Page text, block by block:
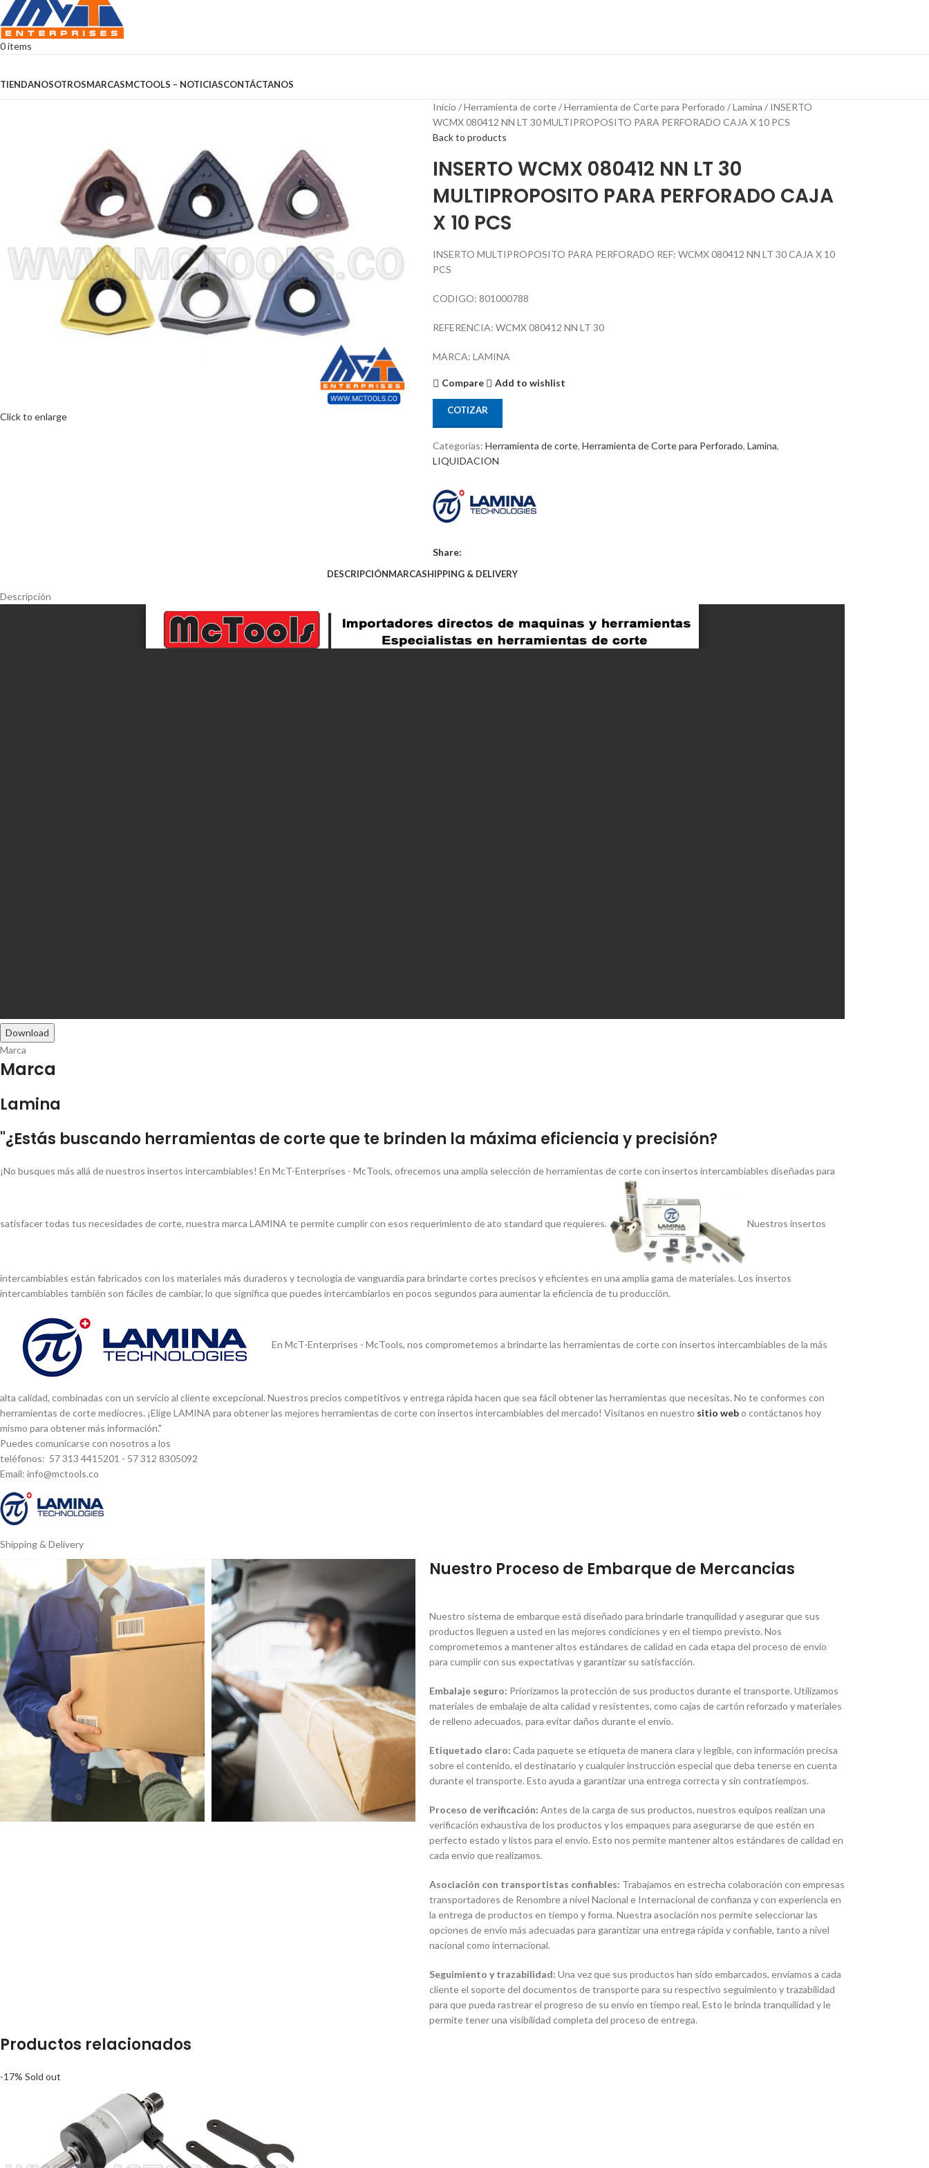
0items
TIENDANOSOTROSMARCASMCTOOLS – NOTICIASCONTÁCTANOS
Click to enlarge
Inicio Herramienta de corte Herramienta de Corte para Perforado Lamina
INSERTO
WCMX 080412 NN LT 30 MULTIPROPOSITO PARA PERFORADO CAJA X 10 PCS
Back to products
INSERTO WCMX 080412 NN LT 30
MULTIPROPOSITO PARA PERFORADO CAJA
X 10 PCS
INSERTO MULTIPROPOSITO PARA PERFORADO REF: WCMX 080412 NN LT 30 CAJA X 10
PCS
CODIGO: 801000788
REFERENCIA: WCMX 080412 NN LT 30
MARCA: LAMINA
Compare Add to wishlist
COTIZAR
Categorías: Herramienta de corte, Herramienta de Corte para Perforado, Lamina,
LIQUIDACION
Share:
DESCRIPCIÓNMARCASHIPPING & DELIVERY
Descripción
Download
Marca
Marca
Lamina
"¿Estás buscando herramientas de corte que te brinden la máxima eficiencia y precisión?
¡No busques más allá de nuestros insertos intercambiables! En McT-Enterprises - McTools, ofrecemos una amplia selección de herramientas de corte con insertos intercambiables diseñadas para
satisfacer todas tus necesidades de corte, nuestra marca LAMINA te permite cumplir con esos requerimiento de ato standard que requieres. Nuestros insertos
intercambiables están fabricados con los materiales más duraderos y tecnologí­a de vanguardia para brindarte cortes precisos y eficientes en una amplia gama de materiales. Los insertos
intercambiables también son fáciles de cambiar, lo que significa que puedes intercambiarlos en pocos segundos para aumentar la eficiencia de tu producción.
En McT-Enterprises - McTools, nos comprometemos a brindarte las herramientas de corte con insertos intercambiables de la más
alta calidad, combinadas con un servicio al cliente excepcional. Nuestros precios competitivos y entrega rápida hacen que sea fácil obtener las herramientas que necesitas. No te conformes con
herramientas de corte mediocres. ¡Elige LAMINA para obtener las mejores herramientas de corte con insertos intercambiables del mercado! Visí­tanos en nuestro sitio webo contáctanos hoy
mismo para obtener más información."
Puedes comunicarse con nosotros a los
teléfonos: 57 313 4415201 - 57 312 8305092
Email: info@mctools.co
Shipping & Delivery
Nuestro Proceso de Embarque de Mercancias
Nuestro sistema de embarque está diseñado para brindarle tranquilidad y asegurar que sus
productos lleguen a usted en las mejores condiciones y en el tiempo previsto. Nos
comprometemos a mantener altos estándares de calidad en cada etapa del proceso de envío
para cumplir con sus expectativas y garantizar su satisfacción.
Embalaje seguro: Priorizamos la protección de sus productos durante el transporte. Utilizamos
materiales de embalaje de alta calidad y resistentes, como cajas de cartón reforzado y materiales
de relleno adecuados, para evitar daños durante el envío.
Etiquetado claro: Cada paquete se etiqueta de manera clara y legible, con información precisa
sobre el contenido, el destinatario y cualquier instrucción especial que deba tenerse en cuenta
durante el transporte. Esto ayuda a garantizar una entrega correcta y sin contratiempos.
Proceso de verificación: Antes de la carga de sus productos, nuestros equipos realizan una
verificación exhaustiva de los productos y los empaques para asegurarse de que estén en
perfecto estado y listos para el envío. Esto nos permite mantener altos estándares de calidad en
cada envío que realizamos.
Asociación con transportistas confiables: Trabajamos en estrecha colaboración con empresas
transportadores de Renombre a nivel Nacional e Internacional de confianza y con experiencia en
la entrega de productos en tiempo y forma. Nuestra asociación nos permite seleccionar las
opciones de envío más adecuadas para garantizar una entrega rápida y confiable, tanto a nivel
nacional como internacional.
Seguimiento y trazabilidad: Una vez que sus productos han sido embarcados, enviamos a cada
cliente el soporte del documentos de transporte para su respectivo seguimiento y trazabilidad
para que pueda rastrear el progreso de su envío en tiempo real. Esto le brinda tranquilidad y le
permite tener una visibilidad completa del proceso de entrega.
Productos relacionados
-17% Sold out